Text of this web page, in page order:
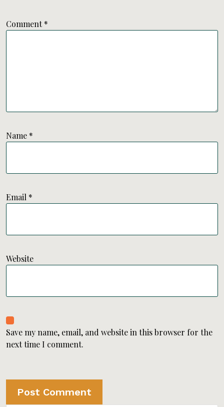
Comment*
Name *
Email *
Website
Save my name, email, and website in this browser for the
next time I comment.